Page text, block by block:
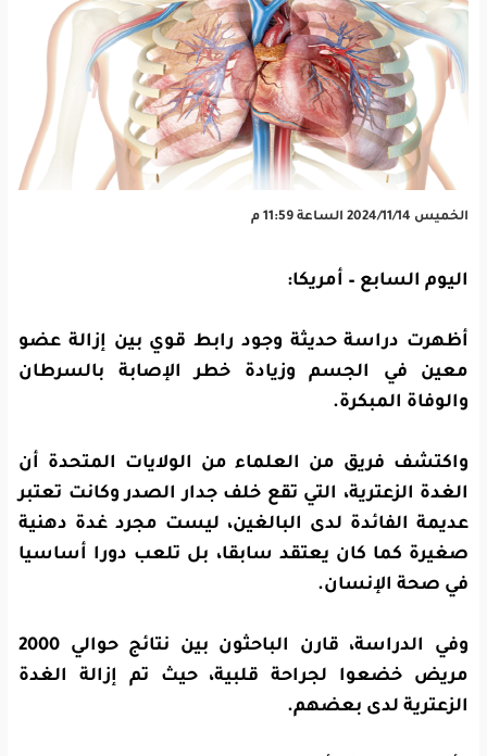
الخميس 2024/11/14 الساعة 11:59 م
اليوم السابع – أمريكا:
أظهرت دراسة حديثة وجود رابط قوي بين إزالة عضو
معين في الجسم وزيادة خطر الإصابة بالسرطان
والوفاة المبكرة.
واكتشف فريق من العلماء من الولايات المتحدة أن
الغدة الزعترية، التي تقع خلف جدار الصدر وكانت تعتبر
عديمة الفائدة لدى البالغين، ليست مجرد غدة دهنية
صغيرة كما كان يعتقد سابقا، بل تلعب دورا أساسيا
في صحة الإنسان.
وفي الدراسة، قارن الباحثون بين نتائج حوالي 2000
مريض خضعوا لجراحة قلبية، حيث تم إزالة الغدة
الزعترية لدى بعضهم.